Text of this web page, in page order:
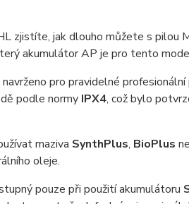
zjistíte, jak dlouho můžete s pilou
akumulátor AP je pro tento
navrženo pro pravidelné profesionální
podle normy IPX4, což bylo
maziva SynthPlus, BioPlus
oleje.
pouze při použití akumulátoru